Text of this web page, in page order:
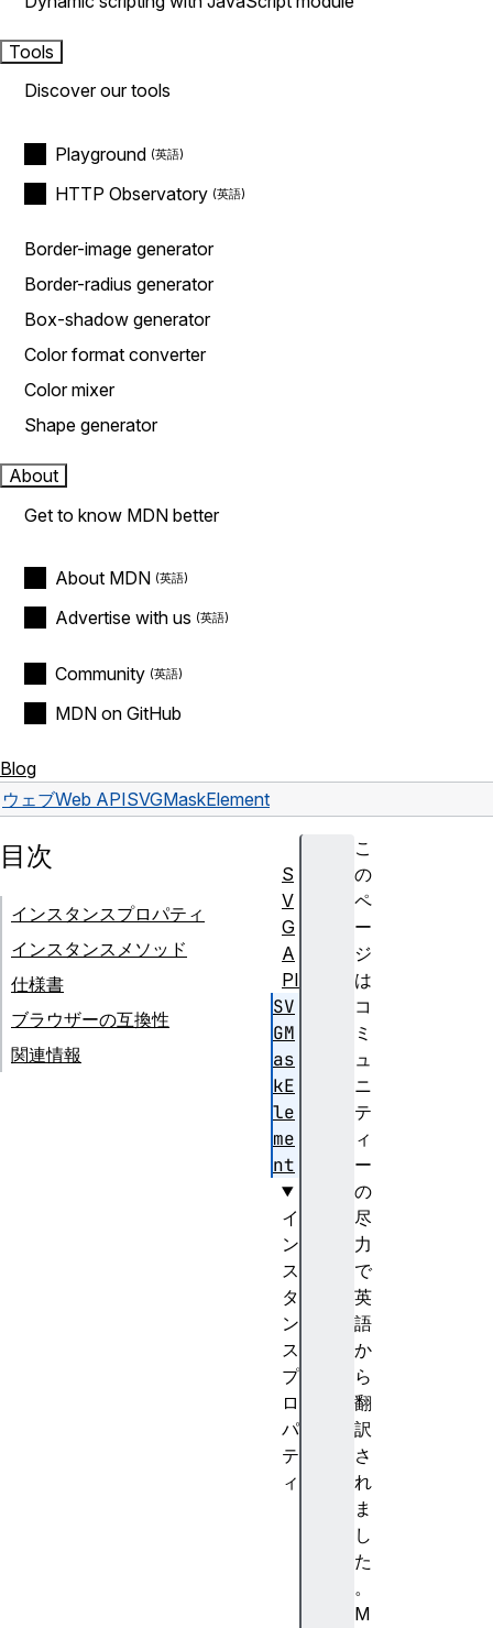
Tools
Discover our tools
Playground
HTTP Observatory
Border-image generator
Border-radius generator
Box-shadow generator
Color format converter
Color mixer
Shape generator
About
Get to know MDN better
About MDN
Advertise with us
Community
MDN on GitHub
Blog
ウェブWeb APISVGMaskElement
こ
の
ペ
ー
ジ
は
コ
ミ
ュ
ニ
テ
ィ
ー
の
尽
力
で
英
語
か
ら
翻
訳
さ
れ
ま
し
た
。
M
目次
インスタンスプロパティ
インスタンスメソッド
仕様書
ブラウザーの互換性
関連情報
S
V
G
A
PI
SV
GM
as
kE
le
me
nt
イ
ン
ス
タ
ン
ス
プ
ロ
パ
テ
ィ